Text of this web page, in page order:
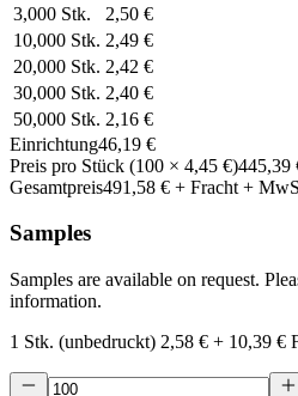
3,000 Stk.
2,50 €
10,000 Stk. 2,49 €
20,000 Stk. 2,42 €
30,000 Stk. 2,40 €
50,000 Stk. 2,16 €
Einrichtung46,19 €
Preis pro Stück (100 × 4,45 €)445,39
Gesamtpreis491,58 € + Fracht +
Samples
Samples are available on request.
information.
1 Stk. (unbedruckt) 2,58 € + 10,39 €